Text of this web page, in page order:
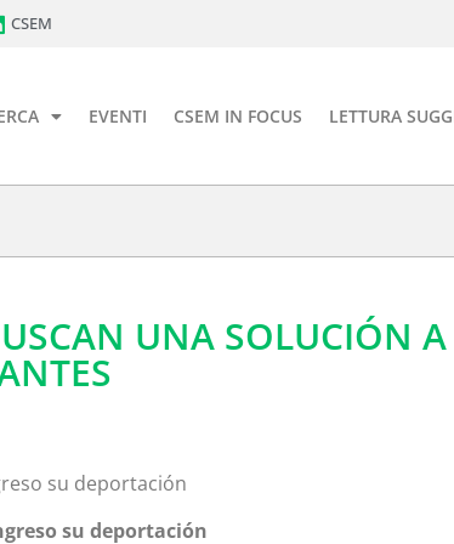
CSEM
EVENTI CSEM IN FOCUS LETTURA
UNA SOLUCIÓN A
su deportación
su deportación